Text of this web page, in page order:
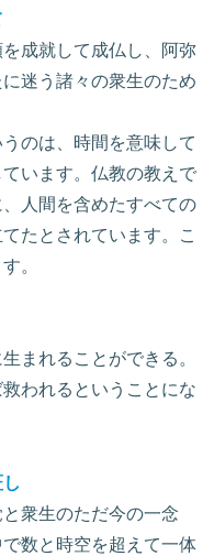
成就して成仏し、阿弥
迷う諸々の衆生のため
のは、時間を意味して
います。仏教の教えで
人間を含めたすべての
たとされています。こ
。
まれることができる。
われるということにな
衆生のただ今の一念
数と時空を超えて一体